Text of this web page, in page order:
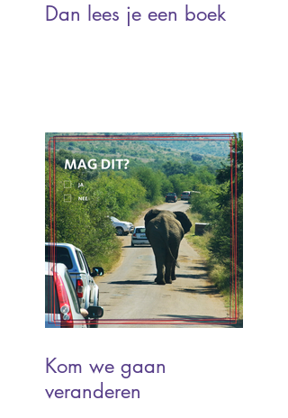
Dan lees je een boek
Kom we gaan
veranderen